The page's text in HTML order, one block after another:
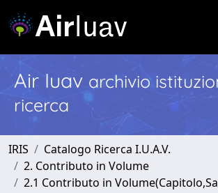
Air Iuav archivio
ricerca
IRIS
Catalogo Ricerca I.U.A.V.
2. Contributo in Volume
2.1 Contributo in